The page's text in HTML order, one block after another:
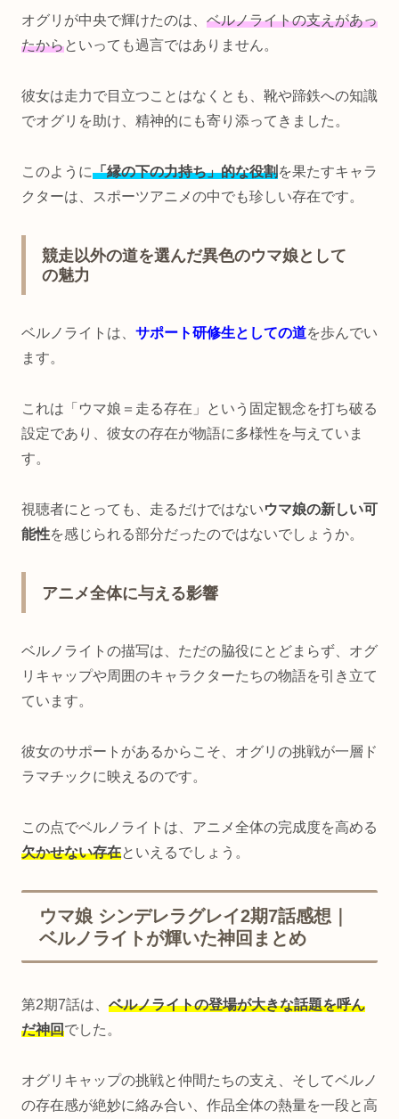
オグリが中央で輝けたのは、 ベルノライトの支えがあっ
たからといっても過言ではありません。
彼女は走力で目立つことはなくとも、靴や蹄鉄への知識
でオグリを助け、精神的にも寄り添ってきました。
このように「縁の下の力持ち」的な役割を果たすキャラ
クターは、スポーツアニメの中でも珍しい存在です。
競走以外の道を選んだ異色のウマ娘として
の魅力
ベルノライトは、 サポート研修生としての道を歩んでい
ます。
これは「ウマ娘＝走る存在」という固定観念を打ち破る
設定であり、彼女の存在が物語に多様性を与えていま
す。
視聴者にとっても、走るだけではないウマ娘の新しい可
能性を感じられる部分だったのではないでしょうか。
アニメ全体に与える影響
ベルノライトの描写は、ただの脇役にとどまらず、オグ
リキャップや周囲のキャラクターたちの物語を引き立て
ています。
彼女のサポートがあるからこそ、オグリの挑戦が一層ド
ラマチックに映えるのです。
この点でベルノライトは、アニメ全体の完成度を高める
欠かせない存在といえるでしょう。
ウマ娘 シンデレラグレイ2期7話感想｜
ベルノライトが輝いた神回まとめ
第2期7話は、 ベルノライトの登場が大きな話題を呼ん
だ神回でした。
オグリキャップの挑戦と仲間たちの支え、そしてベルノ
の存在感が絶妙に絡み合い、作品全体の熱量を一段と高